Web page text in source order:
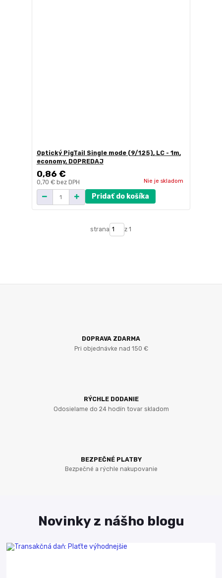
Optický PigTail Single mode (9/125), LC - 1m,
economy, DOPREDAJ
0,86 €
0,70 € bez DPH Nie je skladom
Pridať do košíka
strana z 1
DOPRAVA ZDARMA
Pri objednávke nad 150 €
RÝCHLE DODANIE
Odosielame do 24 hodín tovar skladom
BEZPEČNÉ PLATBY
Bezpečné a rýchle nakupovanie
Novinky z nášho blogu